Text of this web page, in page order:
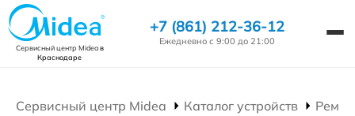
Сервисный центр Mideaв
Краснодаре
+7 (861) 212-36-12
Ежедневно с 9:00 до 21:00
Сервисный центр Midea Каталог устройств